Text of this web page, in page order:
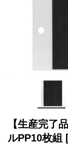
【生産完了
ルPP10枚組